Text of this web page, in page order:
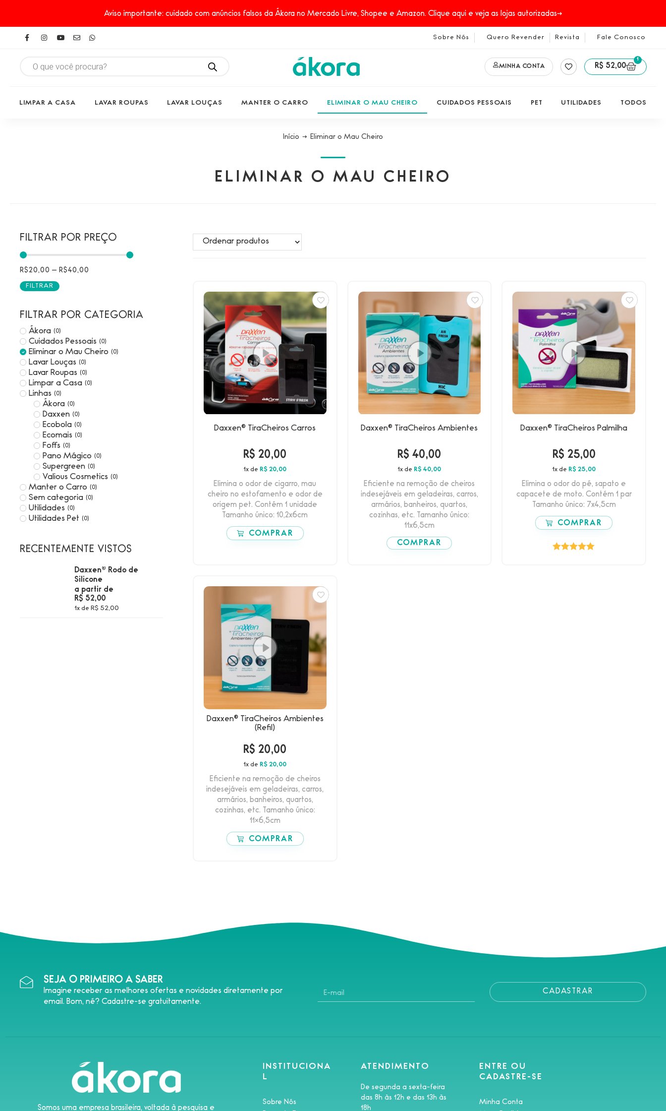
Aviso importante: cuidado com anúncios falsos da Ákora no Mercado Livre, Shopee e Amazon. Clique aqui e veja as lojas autorizadas→
Sobre Nós Quero Revender Revista Fale Conosco
MINHA CONTA R$ 52,00
1
LIMPAR A CASA LAVAR ROUPAS LAVAR LOUÇAS MANTER O CARRO ELIMINAR O MAU CHEIRO CUIDADOS PESSOAIS PET UTILIDADES TODOS
Início → Eliminar o Mau Cheiro
ELIMINAR O MAU CHEIRO
FILTRAR POR PREÇO
R$20,00 — R$40,00
FILTRAR
FILTRAR POR CATEGORIA
Ákora (0)
Cuidados Pessoais (0)
Eliminar o Mau Cheiro (0)
Lavar Louças (0)
Lavar Roupas (0)
Limpar a Casa (0)
Linhas (0)
Ákora (0)
Daxxen (0)
Ecobola (0)
Ecomais (0)
Foffs (0)
Pano Mágico (0)
Supergreen (0)
Valious Cosmetics (0)
Manter o Carro (0)
Sem categoria (0)
Utilidades (0)
Utilidades Pet (0)
RECENTEMENTE VISTOS
Daxxen® Rodo de
Silicone
a partir de
R$ 52,00
1x de R$ 52,00
Daxxen® TiraCheiros Carros
R$ 20,00
1x de R$ 20,00
Elimina o odor de cigarro, mau
cheiro no estofamento e odor de
origem pet. Contém 1 unidade
Tamanho único: 10,2x6cm
COMPRAR
Daxxen® TiraCheiros Ambientes
R$ 40,00
1x de R$ 40,00
Eficiente na remoção de cheiros
indesejáveis em geladeiras, carros,
armários, banheiros, quartos,
cozinhas, etc. Tamanho único:
11x6,5cm
COMPRAR
Daxxen® TiraCheiros Palmilha
R$ 25,00
1x de R$ 25,00
Elimina o odor do pé, sapato e
capacete de moto. Contém 1 par
Tamanho único: 7x4,5cm
COMPRAR
Daxxen® TiraCheiros Ambientes
(Refil)
R$ 20,00
1x de R$ 20,00
Eficiente na remoção de cheiros
indesejáveis em geladeiras, carros,
armários, banheiros, quartos,
cozinhas, etc. Tamanho único:
11×6,5cm
COMPRAR
SEJA O PRIMEIRO A SABER
Imagine receber as melhores ofertas e novidades diretamente por
email. Bom, né? Cadastre-se gratuitamente.
CADASTRAR
Somos uma empresa brasileira, voltada à pesquisa e
INSTITUCIONA
L
Sobre Nós
ATENDIMENTO
De segunda a sexta-feira
das 8h às 12h e das 13h às
18h
ENTRE OU
CADASTRE-SE
Minha Conta